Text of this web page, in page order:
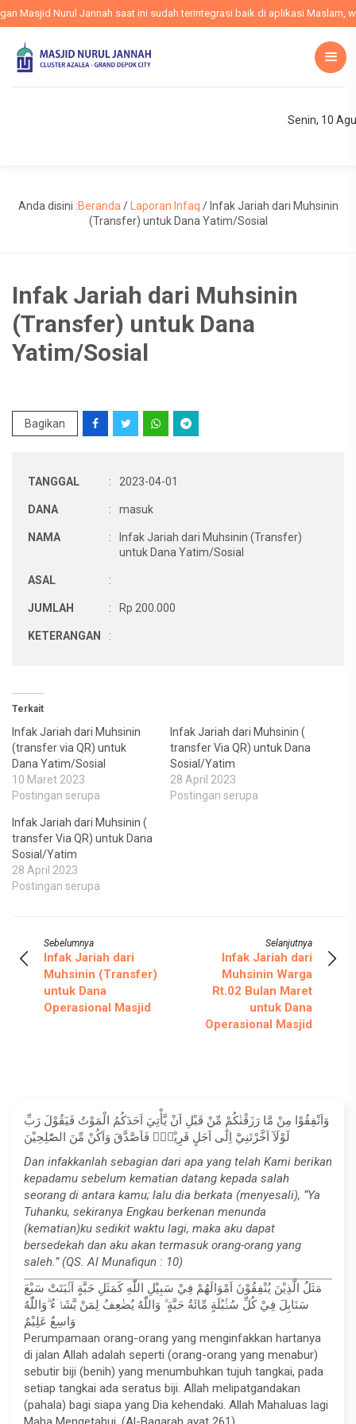
Masjid Nurul Jannah saat ini sudah terintegrasi baik di aplikasi Maslam,
Senin, 10
Anda disini :Beranda / Laporan Infaq / Infak Jariah dari Muhsinin
(Transfer) untuk Dana Yatim/Sosial
Infak Jariah dari Muhsinin
(Transfer) untuk Dana
Yatim/Sosial
Bagikan
TANGGAL : 2023-04-01
DANA : masuk
NAMA :
Infak Jariah dari Muhsinin (Transfer)
untuk Dana Yatim/Sosial
ASAL :
JUMLAH : Rp 200.000
KETERANGAN :
Terkait
Infak Jariah dari Muhsinin
(transfer via QR) untuk
Dana Yatim/Sosial
10 Maret 2023
Postingan serupa
Infak Jariah dari Muhsinin (
transfer Via QR) untuk Dana
Sosial/Yatim
28 April 2023
Postingan serupa
Infak Jariah dari Muhsinin (
transfer Via QR) untuk Dana
Sosial/Yatim
28 April 2023
Postingan serupa
Sebelumnya
Infak Jariah dari
Muhsinin (Transfer)
untuk Dana
Operasional Masjid
Selanjutnya
Infak Jariah dari
Muhsinin Warga
Rt.02 Bulan Maret
untuk Dana
Operasional Masjid
وَاَنْفِقُوْا مِنْ مَّا رَزَقْنٰكُمْ مِّنْ قَبْلِ اَنْ يَّأْتِيَ اَحَدَكُمُ الْمَوْتُ فَيَقُوْلَ رَبِّ
لَوْلَآ اَخَّرْتَنِيْٓ اِلٰٓى اَجَلٍ قَرِيْبٍۚ فَاَصَّدَّقَ وَاَكُنْ مِّنَ الصّٰلِحِيْنَ
Dan infakkanlah sebagian dari apa yang telah Kami berikan
kepadamu sebelum kematian datang kepada salah
seorang di antara kamu; lalu dia berkata (menyesali), “Ya
Tuhanku, sekiranya Engkau berkenan menunda
(kematian)ku sedikit waktu lagi, maka aku dapat
bersedekah dan aku akan termasuk orang-orang yang
saleh.” (QS. Al Munafiqun : 10)
مَثَلُ الَّذِيْنَ يُنْفِقُوْنَ اَمْوَالَهُمْ فِيْ سَبِيْلِ اللّٰهِ كَمَثَلِ حَبَّةٍ اَنْۢبَتَتْ سَبْعَ
سَنَابِلَ فِيْ كُلِّ سُنْۢبُلَةٍ مِّائَةُ حَبَّةٍ ۗ وَاللّٰهُ يُضٰعِفُ لِمَنْ يَّشَاۤءُ ۗوَاللّٰهُ
وَاسِعٌ عَلِيْمٌ
Perumpamaan orang-orang yang menginfakkan hartanya
di jalan Allah adalah seperti (orang-orang yang menabur)
sebutir biji (benih) yang menumbuhkan tujuh tangkai, pada
setiap tangkai ada seratus biji. Allah melipatgandakan
(pahala) bagi siapa yang Dia kehendaki. Allah Mahaluas lagi